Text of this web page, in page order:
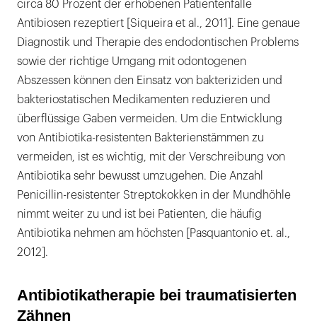
circa 80 Prozent der erhobenen Patientenfälle
Antibiosen rezeptiert [Siqueira et al., 2011]. Eine genaue
Diagnostik und Therapie des endodontischen Problems
sowie der richtige Umgang mit odontogenen
Abszessen können den Einsatz von bakteriziden und
bakteriostatischen Medikamenten reduzieren und
überflüssige Gaben vermeiden. Um die Entwicklung
von Antibiotika-resistenten Bakterienstämmen zu
vermeiden, ist es wichtig, mit der Verschreibung von
Antibiotika sehr bewusst umzugehen. Die Anzahl
Penicillin-resistenter Streptokokken in der Mundhöhle
nimmt weiter zu und ist bei Patienten, die häufig
Antibiotika nehmen am höchsten [Pasquantonio et. al.,
2012].
Antibiotikatherapie bei traumatisierten
Zähnen